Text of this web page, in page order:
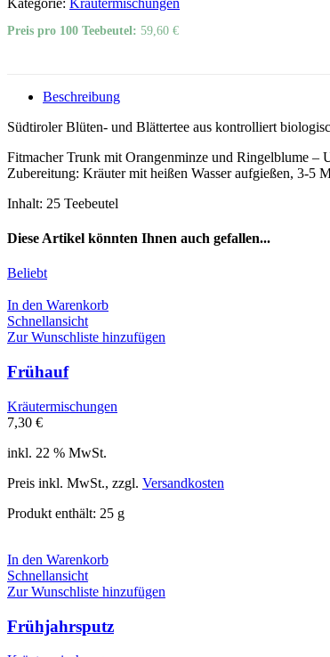
Preis pro 100 Teebeutel: 59,60 €
Beschreibung
Südtiroler Blüten- und Blättertee aus kontrolliert
Fitmacher Trunk mit Orangenminze und Ringelblume –
Zubereitung: Kräuter mit heißen Wasser aufgießen, 3-5
Inhalt: 25 Teebeutel
Diese Artikel könnten Ihnen auch gefallen...
Beliebt
In den Warenkorb
Schnellansicht
Zur Wunschliste hinzufügen
Frühauf
Kräutermischungen
7,30 €
inkl. 22 % MwSt.
Preis inkl. MwSt., zzgl. Versandkosten
Produkt enthält: 25 g
In den Warenkorb
Schnellansicht
Zur Wunschliste hinzufügen
Frühjahrsputz